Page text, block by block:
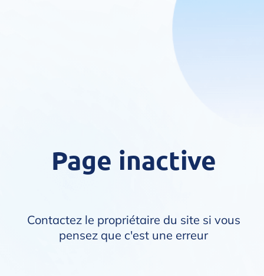
Page inactive
Contactez le propriétaire du site si vous
pensez que c'est une erreur